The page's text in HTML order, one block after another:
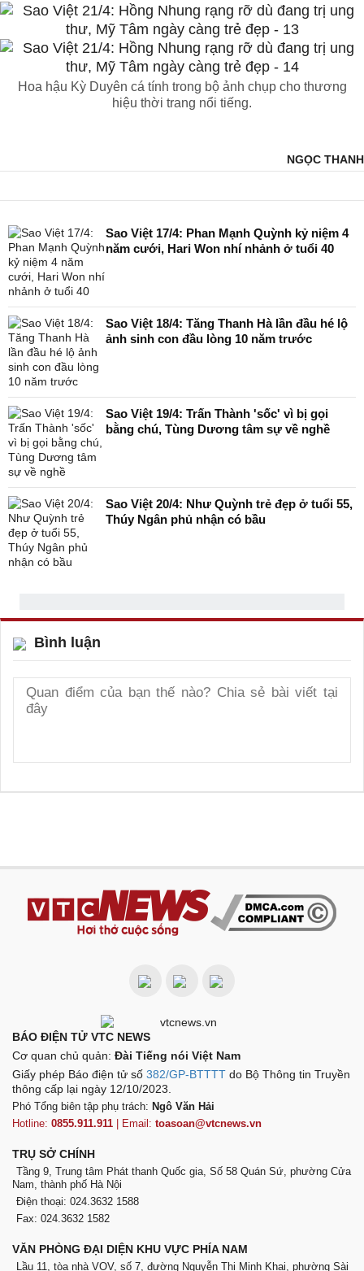
Hoa hậu Kỳ Duyên cá tính trong bộ ảnh chụp cho thương
hiệu thời trang nổi tiếng.
NGỌC THANH
Sao Việt 17/4: Phan Mạnh Quỳnh kỷ niệm 4
năm cưới, Hari Won nhí nhảnh ở tuổi 40
Sao Việt 18/4: Tăng Thanh Hà lần đầu hé lộ
ảnh sinh con đầu lòng 10 năm trước
Sao Việt 19/4: Trấn Thành 'sốc' vì bị gọi
bằng chú, Tùng Dương tâm sự về nghề
Sao Việt 20/4: Như Quỳnh trẻ đẹp ở tuổi 55,
Thúy Ngân phủ nhận có bầu
Bình luận
BÁO ĐIỆN TỬ VTC NEWS
Cơ quan chủ quản: Đài Tiếng nói Việt Nam
Giấy phép Báo điện tử số 382/GP-BTTTT do Bộ Thông tin Truyền
thông cấp lại ngày 12/10/2023.
Phó Tổng biên tập phụ trách: Ngô Văn Hải
Hotline: 0855.911.911 | Email: toasoan@vtcnews.vn
TRỤ SỞ CHÍNH
Tầng 9, Trung tâm Phát thanh Quốc gia, Số 58 Quán Sứ, phường Cửa
Nam, thành phố Hà Nội
Điện thoại: 024.3632 1588
Fax: 024.3632 1582
VĂN PHÒNG ĐẠI DIỆN KHU VỰC PHÍA NAM
Lầu 11, tòa nhà VOV, số 7, đường Nguyễn Thị Minh Khai, phường Sài